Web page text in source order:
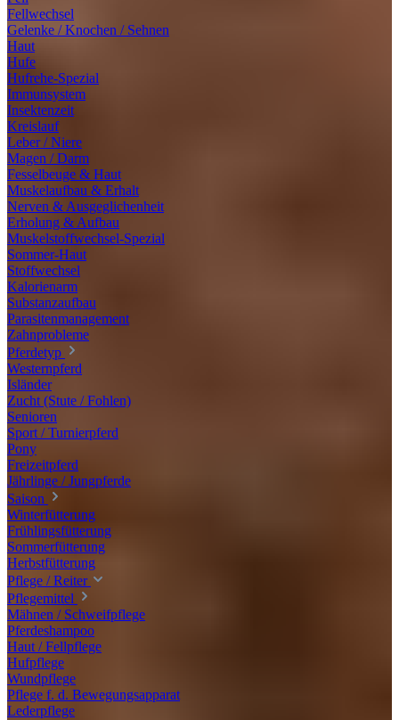
Fellwechsel
Gelenke / Knochen / Sehnen
Haut
Hufe
Hufrehe-Spezial
Immunsystem
Insektenzeit
Kreislauf
Leber / Niere
Magen / Darm
Fesselbeuge & Haut
Muskelaufbau & Erhalt
Nerven & Ausgeglichenheit
Erholung & Aufbau
Muskelstoffwechsel-Spezial
Sommer-Haut
Stoffwechsel
Kalorienarm
Substanzaufbau
Parasitenmanagement
Zahnprobleme
Pferdetyp
Westernpferd
Isländer
Zucht (Stute / Fohlen)
Senioren
Sport / Turnierpferd
Pony
Freizeitpferd
Jährlinge / Jungpferde
Saison
Winterfütterung
Frühlingsfütterung
Sommerfütterung
Herbstfütterung
Pflege / Reiter
Pflegemittel
Mähnen / Schweifpflege
Pferdeshampoo
Haut / Fellpflege
Hufpflege
Wundpflege
Pflege f. d. Bewegungsapparat
Lederpflege